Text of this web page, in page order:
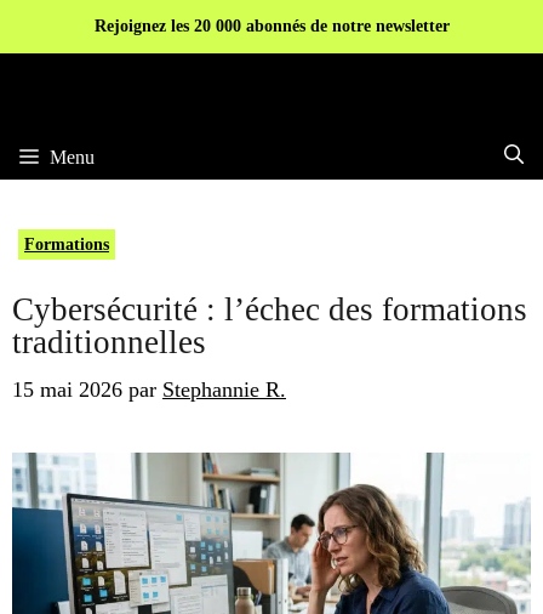
Rejoignez les 20 000 abonnés de notre newsletter
Menu
Formations
Cybersécurité : l’échec des formations
traditionnelles
15 mai 2026 par Stephannie R.